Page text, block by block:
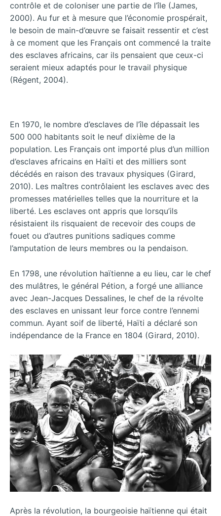
contrôle et de coloniser une partie de l’île (James,
2000). Au fur et à mesure que l’économie prospérait,
le besoin de main-d’œuvre se faisait ressentir et c’est
à ce moment que les Français ont commencé la traite
des esclaves africains, car ils pensaient que ceux-ci
seraient mieux adaptés pour le travail physique
(Régent, 2004).
En 1970, le nombre d’esclaves de l’île dépassait les
500 000 habitants soit le neuf dixième de la
population. Les Français ont importé plus d’un million
d’esclaves africains en Haïti et des milliers sont
décédés en raison des travaux physiques (Girard,
2010). Les maîtres contrôlaient les esclaves avec des
promesses matérielles telles que la nourriture et la
liberté. Les esclaves ont appris que lorsqu’ils
résistaient ils risquaient de recevoir des coups de
fouet ou d’autres punitions sadiques comme
l’amputation de leurs membres ou la pendaison.
En 1798, une révolution haïtienne a eu lieu, car le chef
des mulâtres, le général Pétion, a forgé une alliance
avec Jean-Jacques Dessalines, le chef de la révolte
des esclaves en unissant leur force contre l’ennemi
commun. Ayant soif de liberté, Haïti a déclaré son
indépendance de la France en 1804 (Girard, 2010).
Après la révolution, la bourgeoisie haïtienne qui était